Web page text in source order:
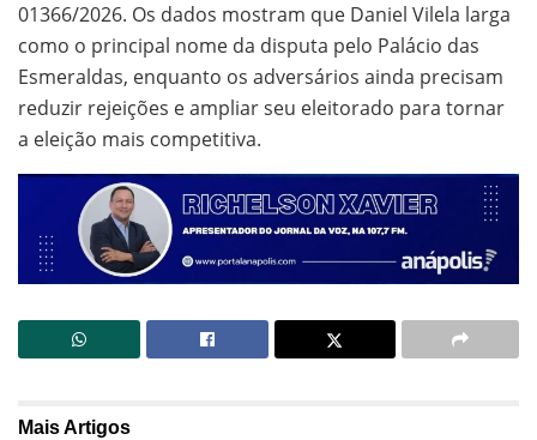
01366/2026. Os dados mostram que Daniel Vilela larga
como o principal nome da disputa pelo Palácio das
Esmeraldas, enquanto os adversários ainda precisam
reduzir rejeições e ampliar seu eleitorado para tornar
a eleição mais competitiva.
MaisArtigos